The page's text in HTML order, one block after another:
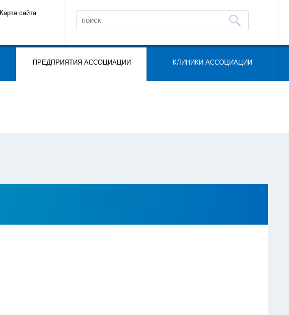
Карта сайта
ПРЕДПРИЯТИЯ АССОЦИАЦИИ КЛИНИКИ АССОЦИАЦИИ